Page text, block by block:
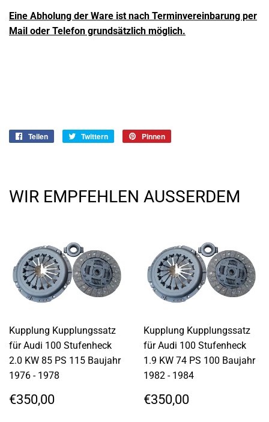
Eine Abholung der Ware ist nach Terminvereinbarung per
Mail oder Telefon grundsätzlich möglich.
Teilen Twittern Pinnen
WIR EMPFEHLEN AUSSERDEM
Kupplung Kupplungssatz
für Audi 100 Stufenheck
2.0 KW 85 PS 115 Baujahr
1976 - 1978
NORMALER
PREIS
€350,00
Kupplung Kupplungssatz
für Audi 100 Stufenheck
1.9 KW 74 PS 100 Baujahr
1982 - 1984
NORMALER
PREIS
€350,00